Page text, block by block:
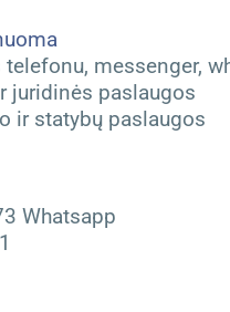
messenger,
juridinės paslaugos
ir statybų paslaugos
Whatsapp